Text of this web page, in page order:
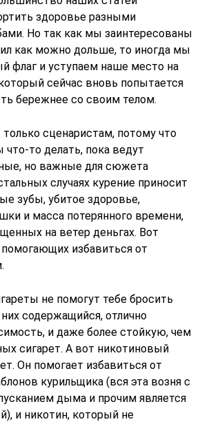
здоровье разными
Но так как мы заинтересованы
как можно дольше, то иногда мы
флаг и уступаем наше место на
сейчас вновь попытается
бережнее со своим телом.
сценаристам, потому что
то делать, пока ведут
но важные для сюжета
случаях курение приносит
зубы, убитое здоровье,
и масса потерянного времени,
на ветер деньгах. Вот
помогающих избавиться от
не помогут тебе бросить
содержащийся, отлично
и даже более стойкую, чем
сигарет. А вот никотиновый
Он помогает избавиться от
курильщика (вся эта возня с
дыма и прочим является
и никотин, который не